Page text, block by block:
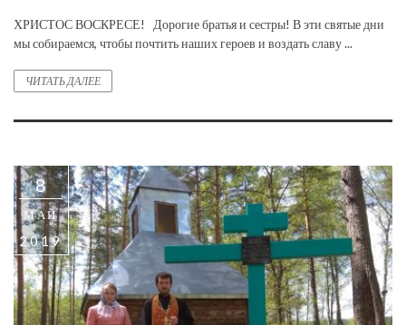
ХРИСТОС ВОСКРЕСЕ! Дорогие братья и сестры! В эти святые дни
мы собираемся, чтобы почтить наших героев и воздать славу ...
ЧИТАТЬ ДАЛЕЕ
8
МАЙ
2019